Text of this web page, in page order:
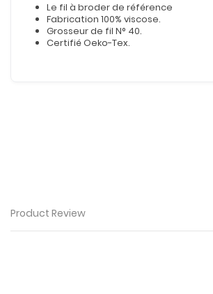
Le fil à broder de référence
Fabrication 100% viscose.
Grosseur de fil N° 40.
Certifié Oeko-Tex.
Product Review